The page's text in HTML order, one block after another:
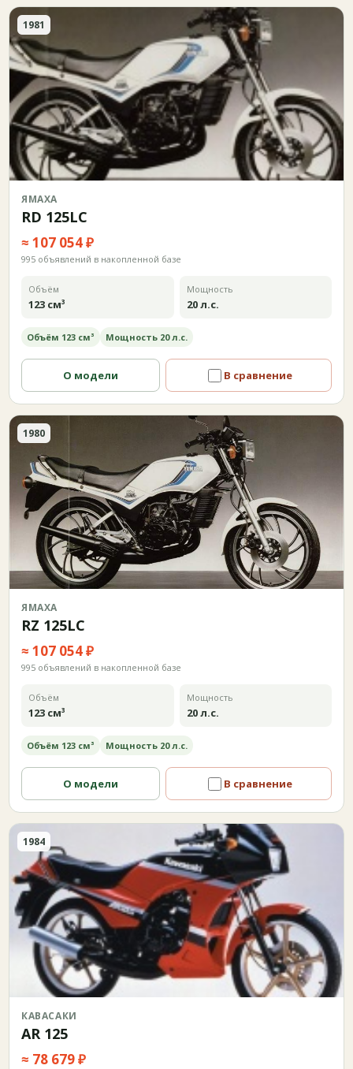
1981
ЯМАХА
RD 125LC
≈ 107 054 ₽
995 объявлений в накопленной базе
Объём
123 см³
Мощность
20 л.с.
Объём 123 см³ Мощность 20 л.с.
О модели В сравнение
1980
ЯМАХА
RZ 125LC
≈ 107 054 ₽
995 объявлений в накопленной базе
Объём
123 см³
Мощность
20 л.с.
Объём 123 см³ Мощность 20 л.с.
О модели В сравнение
1984
КАВАСАКИ
AR 125
≈ 78 679 ₽